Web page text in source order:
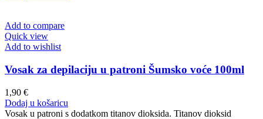
Add to compare
Quick view
Add to wishlist
Vosak za depilaciju u patroni Šumsko voće 100ml
1,90 €
Dodaj u košaricu
Vosak u patroni s dodatkom titanov dioksida. Titanov dioksid